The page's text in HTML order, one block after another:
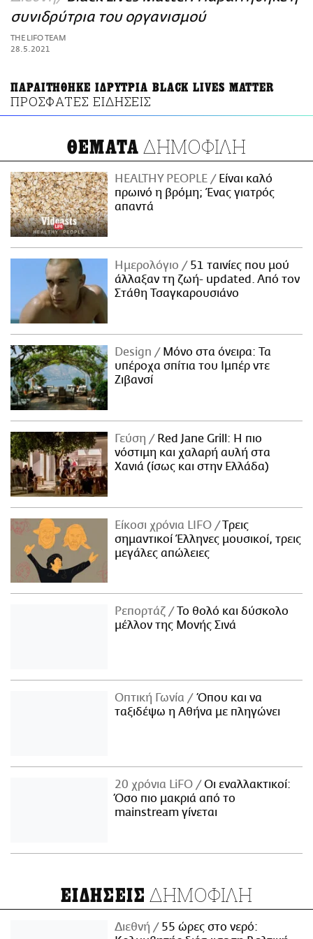
ΑΜΠΑ
PRINT
συνιδρύτρια του οργανισμού
THE LIFO TEAM
28.5.2021
ΠΑΡΑΙΤΗΘΗΚΕ ΙΔΡΥΤΡΙΑ BLACK LIVES MATTER
ΠΡΟΣΦΑΤΕΣ ΕΙΔΗΣΕΙΣ
ΘΕΜΑΤΑ ΔΗΜΟΦΙΛΗ
HEALTHY PEOPLE
Είναι καλό
πρωινό η βρόμη; Ένας γιατρός
απαντά
Ημερολόγιο
51 ταινίες που μού
άλλαξαν τη ζωή- updated. Aπό τον
Στάθη Τσαγκαρουσιάνο
Design
Μόνο στα όνειρα: Τα
υπέροχα σπίτια του Ιμπέρ ντε
Ζιβανσί
Γεύση
Red Jane Grill: Η πιο
νόστιμη και χαλαρή αυλή στα
Χανιά (ίσως και στην Ελλάδα)
Είκοσι χρόνια LIFO
Tρεις
σημαντικοί Έλληνες μουσικοί, τρεις
μεγάλες απώλειες
Ρεπορτάζ
Το θολό και δύσκολο
μέλλον της Μονής Σινά
Οπτική Γωνία
Όπου και να
ταξιδέψω η Αθήνα με πληγώνει
20 χρόνια LiFO
Οι εναλλακτικοί:
Όσο πιο μακριά από το
mainstream γίνεται
ΕΙΔΗΣΕΙΣ ΔΗΜΟΦΙΛΗ
Διεθνή
55 ώρες στο νερό: